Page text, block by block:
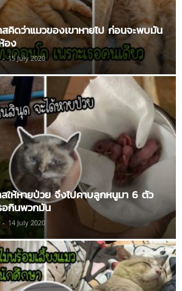
คิดว่าแมวของเขาหายไป ก่อนจะพบมัน
อง
- 15 July 2020
ให้หายป่วย จึงไปคาบลูกหนูมา 6 ตัว
อกินพวกมัน
- 14 July 2020